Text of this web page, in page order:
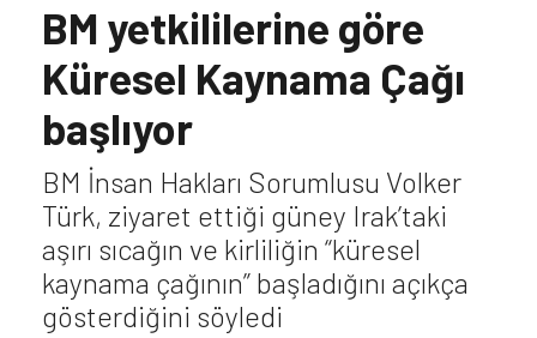
BM yetkililerine göre
Küresel Kaynama Çağı
başlıyor
BM İnsan Hakları Sorumlusu Volker
Türk, ziyaret ettiği güney Irak’taki
aşırı sıcağın ve kirliliğin “küresel
kaynama çağının” başladığını açıkça
gösterdiğini söyledi